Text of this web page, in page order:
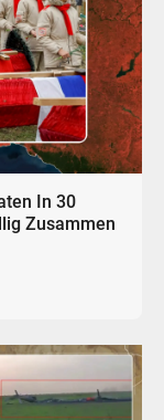
In 30
Zusammen